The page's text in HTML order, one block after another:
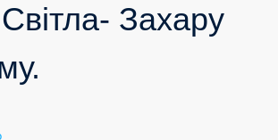
Захару
до